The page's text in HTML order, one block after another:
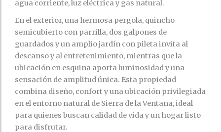
agua corriente, luz eléctrica y gas natural.
En el exterior, una hermosa pergola, quincho
semicubierto con parrilla, dos galpones de
guardados y un amplio jardín con pileta invita al
descanso y al entretenimiento, mientras que la
ubicación en esquina aporta luminosidad y una
sensación de amplitud única. Esta propiedad
combina diseño, confort y una ubicación privilegiada
en el entorno natural de Sierra de la Ventana, ideal
para quienes buscan calidad de vida y un hogar listo
para disfrutar.